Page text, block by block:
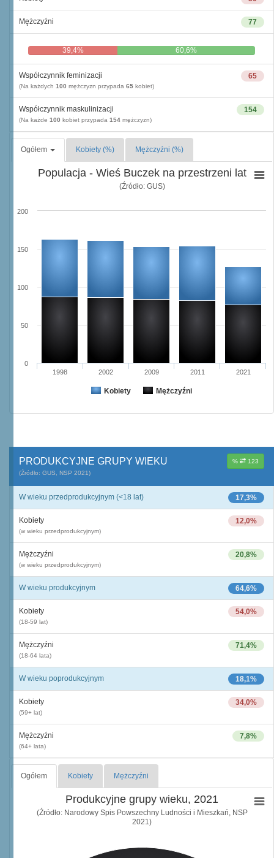
77
Mężczyźni
39,4% 60,6%
65
Współczynnik feminizacji
(Na każdych 100 mężczyzn przypada 65 kobiet)
154
Współczynnik maskulinizacji
(Na każde 100 kobiet przypada 154 mężczyzn)
Ogółem Kobiety (%) Mężczyźni (%)
Populacja - Wieś Buczek na przestrzeni lat
(Źródło: GUS)
Kobiety Mężczyźni
1998 2002 2009 2011 2021
0
50
100
150
200
% 123
PRODUKCYJNE GRUPY WIEKU
(Źródło: GUS, NSP 2021)
17,3%
W wieku przedprodukcyjnym (<18 lat)
12,0%
Kobiety
(w wieku przedprodukcyjnym)
20,8%
Mężczyźni
(w wieku przedprodukcyjnym)
64,6%
W wieku produkcyjnym
54,0%
Kobiety
(18-59 lat)
71,4%
Mężczyźni
(18-64 lata)
18,1%
W wieku poprodukcyjnym
34,0%
Kobiety
(59+ lat)
7,8%
Mężczyźni
(64+ lata)
Ogółem Kobiety Mężczyźni
Produkcyjne grupy wieku, 2021
(Źródło: Narodowy Spis Powszechny Ludności i Mieszkań, NSP
2021)